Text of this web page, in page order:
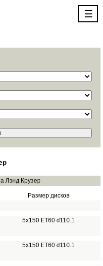
☰
Лэнд Крузер
Размер дисков
5x150 ET60 d110.1
5x150 ET60 d110.1